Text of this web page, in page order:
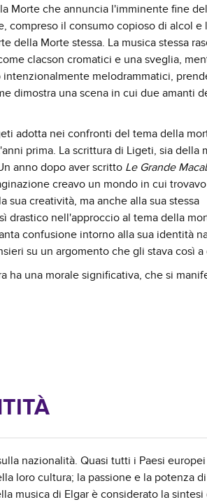
Morte che annuncia l'imminente fine
compreso il consumo copioso di alcol e
della Morte stessa. La musica stessa
clacson cromatici e una sveglia,
melodrammatici,
dimostra una scena in cui due amanti
adotta nei confronti del tema della
prima. La scrittura di Ligeti, sia della
anno dopo aver scritto Le Grande
creavo un mondo in cui
sua creatività, ma anche alla sua stessa
drastico nell'approccio al tema della
confusione intorno alla sua identità
su un argomento che gli stava così a
ha una morale significativa, che si
nazionalità. Quasi tutti i Paesi
loro cultura; la passione e la potenza
musica di Elgar è considerato la